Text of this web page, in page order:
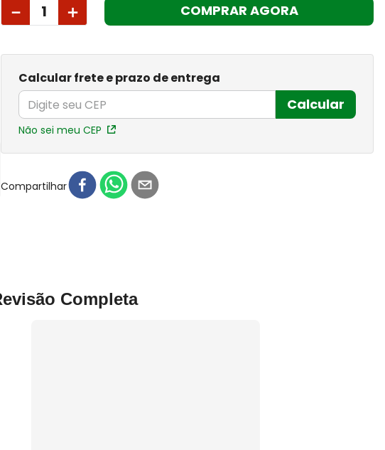
＋
－ COMPRAR AGORA
Calcular frete e prazo de entrega
Calcular
Não sei meu CEP
Compartilhar
Completa